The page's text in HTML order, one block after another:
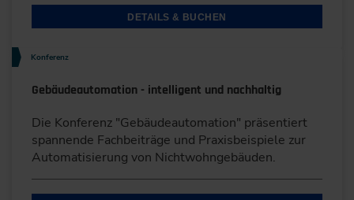
DETAILS & BUCHEN
Konferenz
Gebäudeautomation - intelligent und nachhaltig
Die Konferenz "Gebäudeautomation" präsentiert
spannende Fachbeiträge und Praxisbeispiele zur
Automatisierung von Nichtwohngebäuden.